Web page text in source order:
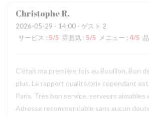
ChristopheR
2026-05-29 - 14:00 - ゲスト 2
サービス : 5/5 雰囲気 : 5/5 メニュー : 4/5
C'était ma première fois au Bouillon. Bon
plus. Le rapport qualité/prix cependant
Paris. Très bon service, serveurs aimables
Adresse recommendable sans aucun